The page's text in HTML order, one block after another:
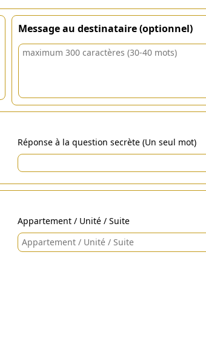
Message au destinataire (optionnel)
Réponse à la question secrète (Un seul mot)
Appartement / Unité / Suite